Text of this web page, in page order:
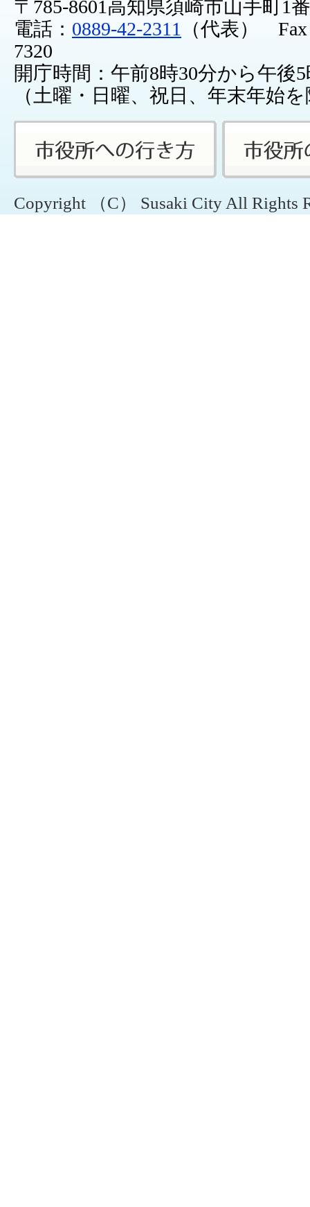
〒785-8601高知県須崎市山手町1
電話： 0889-42-2311
（代表） Fax
7320
開庁時間：午前8時30分から午後
（土曜・日曜、祝日、年末年始
Copyright （C） Susaki City All Rights